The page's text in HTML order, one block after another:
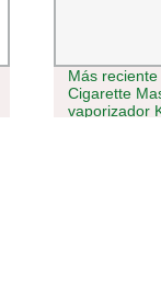
Vapomesi
18ml Screen
Puff Al